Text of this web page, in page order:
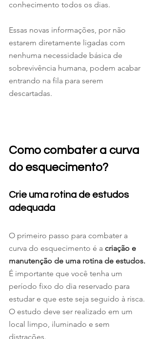
conhecimento todos os dias.
Essas novas informações, por não
estarem diretamente ligadas com
nenhuma necessidade básica de
sobrevivência humana, podem acabar
entrando na fila para serem
descartadas.
Como combater a curva
do esquecimento?
Crie uma rotina de estudos
adequada
O primeiro passo para combater a
curva do esquecimento é a criação e
manutenção de uma rotina de estudos.
É importante que você tenha um
período fixo do dia reservado para
estudar e que este seja seguido à risca.
O estudo deve ser realizado em um
local limpo, iluminado e sem
distrações.